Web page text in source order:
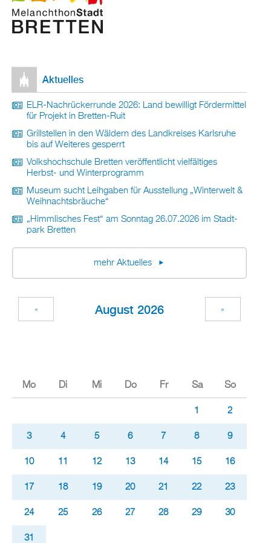
Ak­tu­el­les
ELR-Nach­rü­ck­er­run­de 2026: Land be­wil­ligt För­der­mit­tel
für Pro­jekt in Brett­en-Ruit
Grill­stel­len in den Wäl­dern des Land­krei­ses Karls­ru­he
bis auf Wei­te­res ge­sperrt
Volks­hoch­schu­le Brett­en ver­öf­fent­licht viel­fäl­ti­ges
Herbst- und Win­ter­pro­gramm
Mu­se­um sucht Leih­ga­ben für Aus­stel­lung „Win­ter­welt &
Weih­nachts­bräu­che“
„Himm­li­sches Fest“ am Sonn­tag 26.07.2026 im Stadt­
park Brett­en
mehr Ak­tu­el­les
Au­gust 2026
« »
Mo Di Mi Do Fr Sa So
1 2
3 4 5 6 7 8 9
10 11 12 13 14 15 16
17 18 19 20 21 22 23
24 25 26 27 28 29 30
31